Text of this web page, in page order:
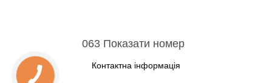
063 Показати номер
Контактна інформація